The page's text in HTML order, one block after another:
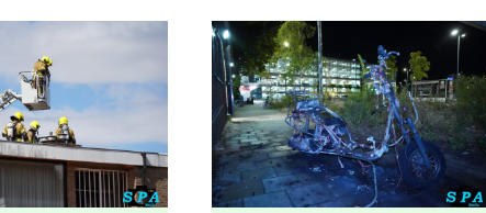
ROTTERDAM
KAREL
DOORMANSTRAAT
IN
ROTTERDAM